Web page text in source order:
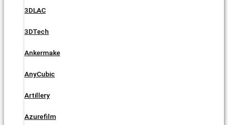
3DLAC
3DTech
Ankermake
AnyCubic
Artillery
Azurefilm